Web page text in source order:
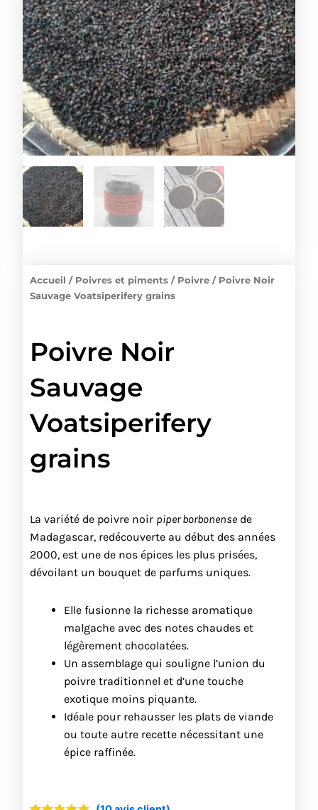
Accueil / Poivres et piments / Poivre / Poivre Noir
Sauvage Voatsiperifery grains
Poivre Noir
Sauvage
Voatsiperifery
grains
La variété de poivre noir piper borbonense de
Madagascar, redécouverte au début des années
2000, est une de nos épices les plus prisées,
dévoilant un bouquet de parfums uniques.
Elle fusionne la richesse aromatique
malgache avec des notes chaudes et
légèrement chocolatées.
Un assemblage qui souligne l’union du
poivre traditionnel et d’une touche
exotique moins piquante.
Idéale pour rehausser les plats de viande
ou toute autre recette nécessitant une
épice raffinée.